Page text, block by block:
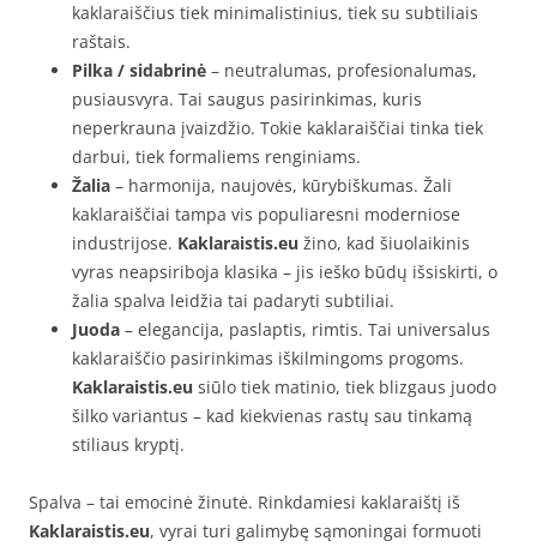
kaklaraiščius tiek minimalistinius, tiek su subtiliais
raštais.
Pilka / sidabrinė – neutralumas, profesionalumas,
pusiausvyra. Tai saugus pasirinkimas, kuris
neperkrauna įvaizdžio. Tokie kaklaraiščiai tinka tiek
darbui, tiek formaliems renginiams.
Žalia – harmonija, naujovės, kūrybiškumas. Žali
kaklaraiščiai tampa vis populiaresni moderniose
industrijose. Kaklaraistis.eu žino, kad šiuolaikinis
vyras neapsiriboja klasika – jis ieško būdų išsiskirti, o
žalia spalva leidžia tai padaryti subtiliai.
Juoda – elegancija, paslaptis, rimtis. Tai universalus
kaklaraiščio pasirinkimas iškilmingoms progoms.
Kaklaraistis.eu siūlo tiek matinio, tiek blizgaus juodo
šilko variantus – kad kiekvienas rastų sau tinkamą
stiliaus kryptį.
Spalva – tai emocinė žinutė. Rinkdamiesi kaklaraištį iš
Kaklaraistis.eu, vyrai turi galimybę sąmoningai formuoti